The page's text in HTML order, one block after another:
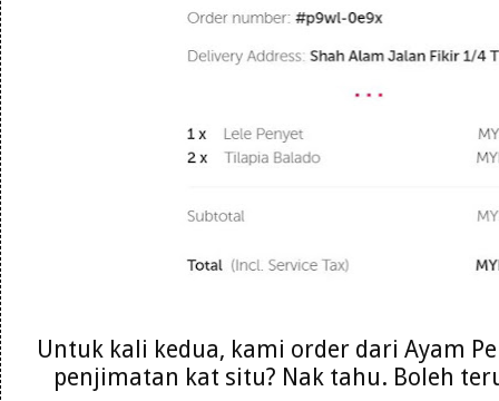
Untuk kali kedua, kami order dari Ayam
penjimatan kat situ? Nak tahu. Boleh